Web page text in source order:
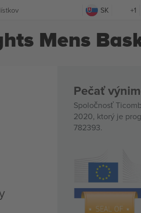
SK +1
Mens
Pečať
Spoločnosť
2020, ktorý je
782393.